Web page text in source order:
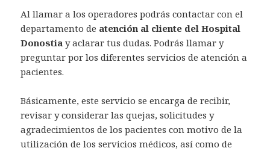
Al llamar a los operadores podrás contactar con el
departamento de atención al cliente del Hospital
Donostia y aclarar tus dudas. Podrás llamar y
preguntar por los diferentes servicios de atención a
pacientes.
Básicamente, este servicio se encarga de recibir,
revisar y considerar las quejas, solicitudes y
agradecimientos de los pacientes con motivo de la
utilización de los servicios médicos, así como de